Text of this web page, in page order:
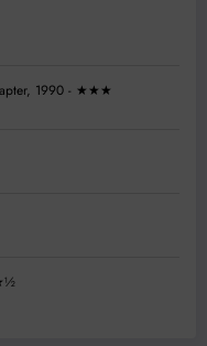
1990 - ★★★